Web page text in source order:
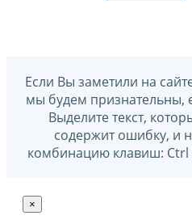
Если Вы заметили на
мы будем признательны,
Выделите текст,
содержит ошибку, и
комбинацию клавиш:
×